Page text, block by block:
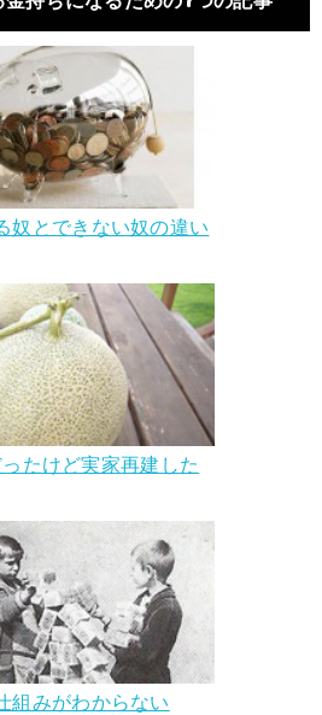
奴とできない奴の違い
ったけど実家再建した
組みがわからない